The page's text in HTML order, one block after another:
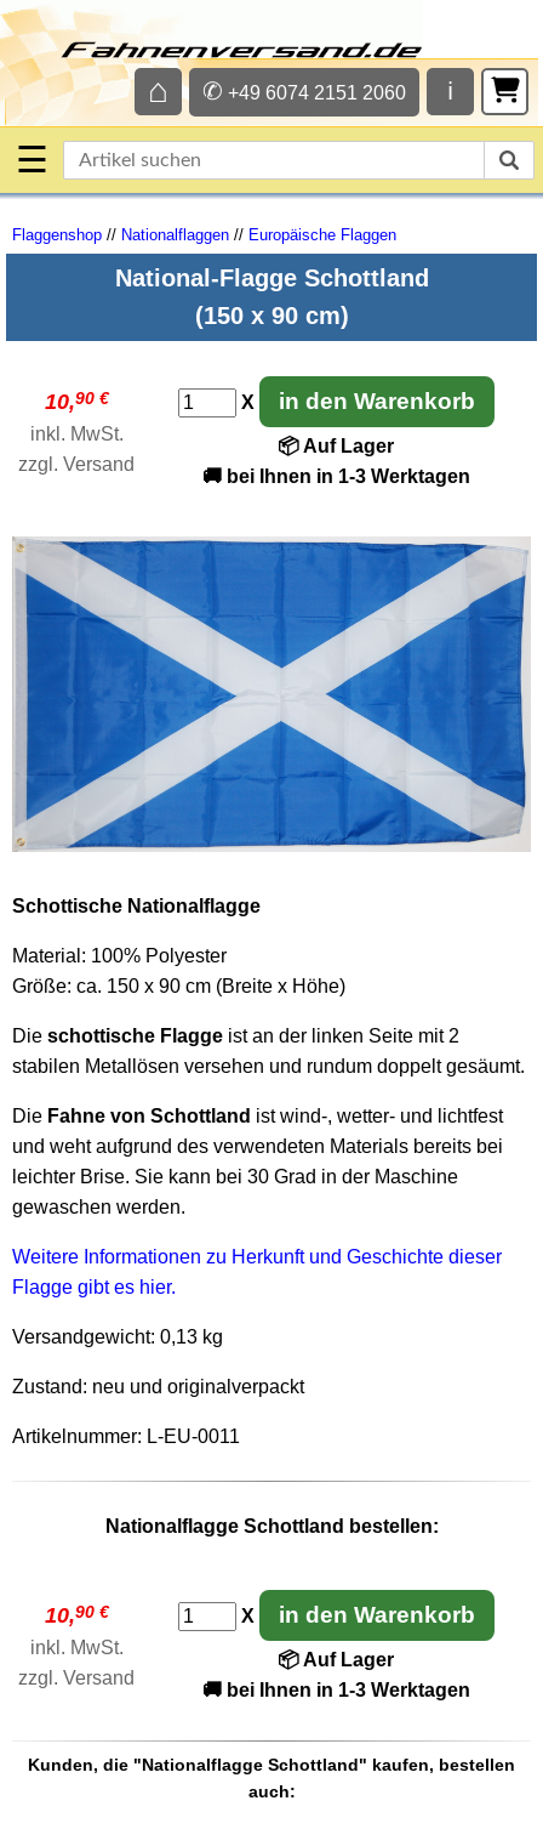
ℹ
✆ +49 6074 2151 2060
⌂
☰
Flaggenshop // Nationalflaggen // Europäische Flaggen
National-Flagge Schottland
(150 x 90 cm)
10,90 €
inkl. MwSt.
zzgl. Versand
X in den Warenkorb
📦 Auf Lager
🚚 bei Ihnen in 1-3 Werktagen
Schottische Nationalflagge
Material: 100% Polyester
Größe: ca. 150 x 90 cm (Breite x Höhe)
Die schottische Flagge ist an der linken Seite mit 2
stabilen Metallösen versehen und rundum doppelt gesäumt.
Die Fahne von Schottland ist wind-, wetter- und lichtfest
und weht aufgrund des verwendeten Materials bereits bei
leichter Brise. Sie kann bei 30 Grad in der Maschine
gewaschen werden.
Weitere Informationen zu Herkunft und Geschichte dieser
Flagge gibt es hier.
Versandgewicht: 0,13 kg
Zustand: neu und originalverpackt
Artikelnummer: L-EU-0011
Nationalflagge Schottland bestellen:
10,90 €
inkl. MwSt.
zzgl. Versand
X in den Warenkorb
📦 Auf Lager
🚚 bei Ihnen in 1-3 Werktagen
Kunden, die "Nationalflagge Schottland" kaufen, bestellen
auch: